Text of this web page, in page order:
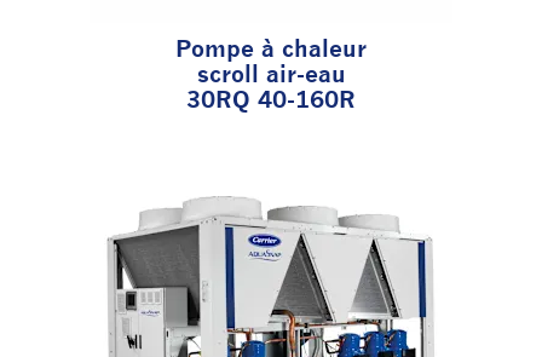
Pompe à chaleur
scroll air-eau
30RQ 40-160R